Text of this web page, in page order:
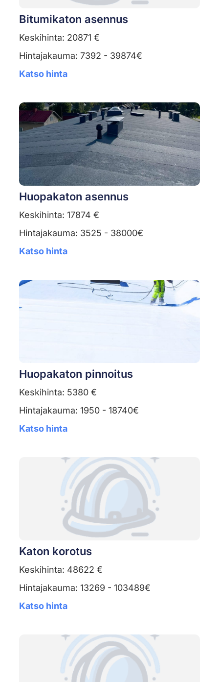
Bitumikaton asennus
Keskihinta: 20871 €
Hintajakauma: 7392 - 39874€
Katso hinta
Huopakaton asennus
Keskihinta: 17874 €
Hintajakauma: 3525 - 38000€
Katso hinta
Huopakaton pinnoitus
Keskihinta: 5380 €
Hintajakauma: 1950 - 18740€
Katso hinta
Katon korotus
Keskihinta: 48622 €
Hintajakauma: 13269 - 103489€
Katso hinta